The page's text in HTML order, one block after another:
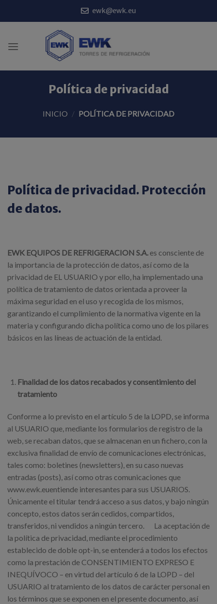
ewk@ewk.eu
Política de privacidad
INICIO / POLÍTICA DE PRIVACIDAD
Política de privacidad. Protección
de datos.
EWK EQUIPOS DE REFRIGERACION S.A. es consciente de
la importancia de la protección de datos, así como de la
privacidad de EL USUARIO y por ello, ha implementado una
política de tratamiento de datos orientada a proveer la
máxima seguridad en el uso y recogida de los mismos,
garantizando el cumplimiento de la normativa vigente en la
materia y configurando dicha política como uno de los pilares
básicos en las líneas de actuación de la entidad.
Finalidad de los datos recabados y consentimiento del
tratamiento
Conforme a lo previsto en el artículo 5 de la LOPD, se informa
al USUARIO que, mediante los formularios de registro de la
web, se recaban datos, que se almacenan en un fichero, con la
exclusiva finalidad de envío de comunicaciones electrónicas,
tales como: boletines (newsletters), en su caso nuevas
entradas (posts), así como otras comunicaciones que
www.ewk.euentiende interesantes para sus USUARIOS.
Únicamente el titular tendrá acceso a sus datos, y bajo ningún
concepto, estos datos serán cedidos, compartidos,
transferidos, ni vendidos a ningún tercero. La aceptación de
la política de privacidad, mediante el procedimiento
establecido de doble opt-in, se entenderá a todos los efectos
como la prestación de CONSENTIMIENTO EXPRESO E
INEQUÍVOCO – en virtud del artículo 6 de la LOPD – del
USUARIO al tratamiento de los datos de carácter personal en
los términos que se exponen en el presente documento, así